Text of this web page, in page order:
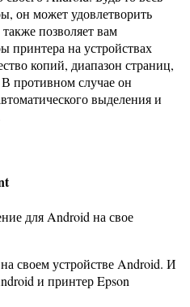
он может удовлетворить
позволяет вам
принтера на устройствах
копий, диапазон страниц,
противном случае он
выделения и
для Android на свое
своем устройстве Android. И
и принтер Epson